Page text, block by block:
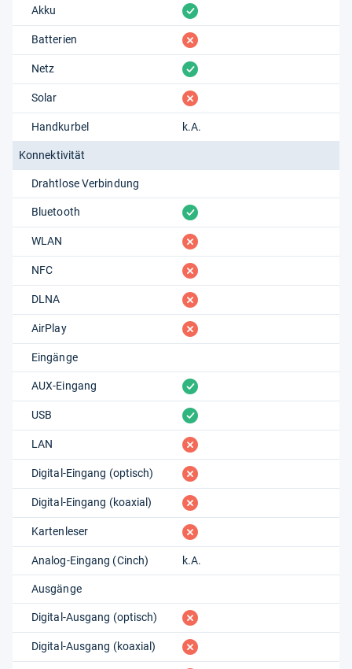
Akku vorhanden
Batterien fehlt
Netz vorhanden
Solar fehlt
Handkurbel k.A.
Konnektivität
Drahtlose Verbindung
Bluetooth vorhanden
WLAN fehlt
NFC fehlt
DLNA fehlt
AirPlay fehlt
Eingänge
AUX-Eingang vorhanden
USB vorhanden
LAN fehlt
Digital-Eingang (optisch) fehlt
Digital-Eingang (koaxial) fehlt
Kartenleser fehlt
Analog-Eingang (Cinch) k.A.
Ausgänge
Digital-Ausgang (optisch) fehlt
Digital-Ausgang (koaxial) fehlt